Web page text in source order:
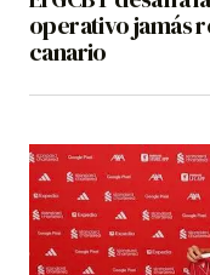
operativo jamás
canario